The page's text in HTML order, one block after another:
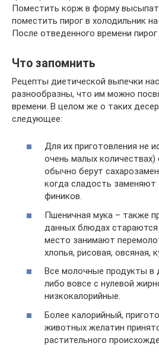
Поместить корж в форму
поместить пирог в холодильник
После отведенного времени
Что запомнить
Рецепты диетической выпечки
разнообразны, что им можно
времени. В целом же о таких
следующее:
Для их приготовления не
очень малых количествах)
обычно берут
когда сладость заменяют
фиников.
Пшеничная мука – также
данных блюдах стараются
место занимают
хлопья, рисовая, овсяная,
Все молочные продукты в
либо вовсе с нулевой
низкокалорийные.
Более калорийный,
животных желатин
растительного